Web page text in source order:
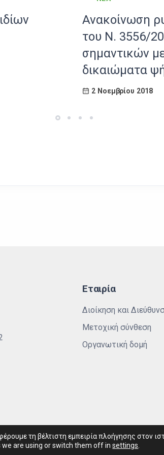
Ανακοίνωση
του Ν. 3556/
σημαντικών
δικαιώματα
2 Νοεμβρίου 2018
Εταιρία
Διοίκηση και
Μετοχική σύνθεση
Οργανωτική δομή
Polly Logo
τη βέλτιστη εμπειρία πλοήγησης στον
we are using or switch them off insettings